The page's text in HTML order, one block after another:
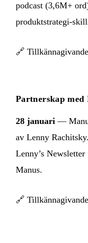
podcast (3,6M+
produktstrategi-
🔗
Partnerskap med
28 januari —
av Lenny
Lenny’s
Manus.
🔗